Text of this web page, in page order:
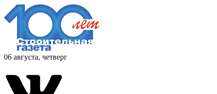
06 августа, четверг